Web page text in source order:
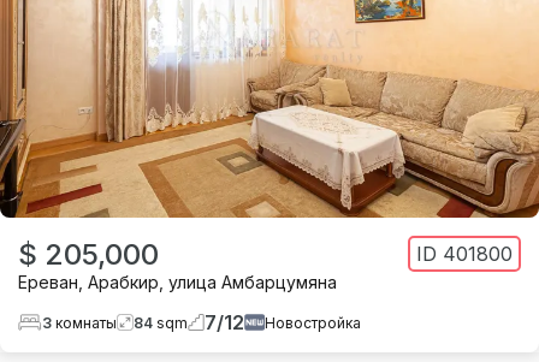
$ 205,000 ID 401800
Ереван Арабкир улица Амбарцумяна
3 комнаты 84 sqm 7/12 Новостройка